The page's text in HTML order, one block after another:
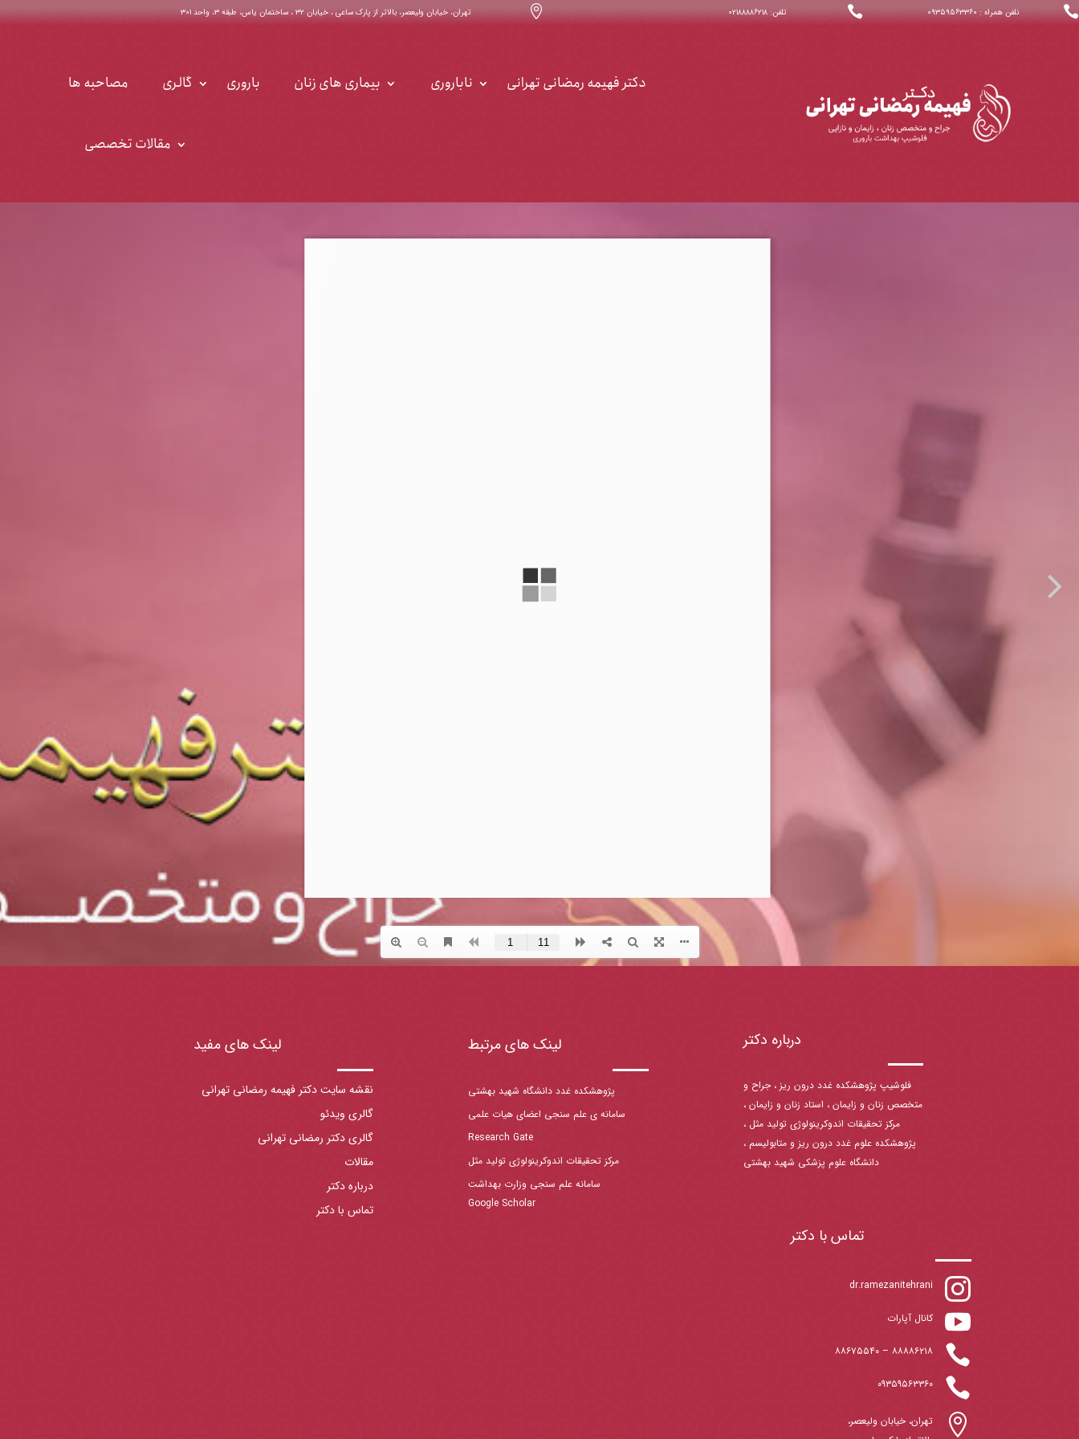
 تهران، خیابان ولیعصر، بالاتر از پارک ساعی ، خیابان ۳۲ ، ساختمان یاس، طبقه ۳، واحد ۳۰۱  تلفن: ۰۲۱۸۸۸۸۶۲۱۸  نلفن همراه : ۰۹۳۵۹۵۶۳۳۶۰
دکتر فهیمه رمضانی تهرانی ناباروری بیماری های زنان باروری گالری مصاحبه ها
مقالات تخصصی
درباره دکتر
فلوشیپ پژوهشکده غدد درون ریز ، جراح و
متخصص زنان و زایمان ، استاد زنان و زایمان ،
مرکز تحقیقات اندوکرینولوژی تولید مثل ،
پژوهشکده علوم غدد درون ریز و متابولیسم ،
دانشگاه علوم پزشکی شهید بهشتی
لینک های مرتبط
پژوهشکده غدد دانشگاه شهید بهشتی
سامانه ی علم سنجی اعضای هیات علمی
Research Gate
مرکز تحقیقات اندوکرینولوژی تولید مثل
سامانه علم سنجی وزارت بهداشت
Google Scholar
لینک های مفید
نقشه سایت دکتر فهیمه رمضانی تهرانی
گالری ویدئو
گالری دکتر رمضانی تهرانی
مقالات
درباره دکتر
تماس با دکتر
تماس با دکتر

dr.ramezanitehrani
 کانال آپارات
 ۸۸۸۸۶۲۱۸– ۸۸۶۷۵۵۴۰
 ۰۹۳۵۹۵۶۳۳۶۰

تهران، خیابان ولیعصر،